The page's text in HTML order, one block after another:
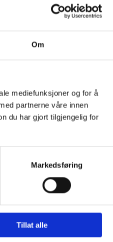
Om
mediefunksjoner og for å
partnerne våre innen
du har gjort tilgjengelig for
Markedsføring
Tillat alle